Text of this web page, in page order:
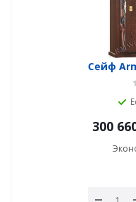
Сейф
300